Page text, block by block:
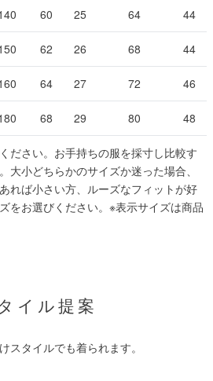
60 25 64 44
62 26 68 44
64 27 72 46
68 29 80 48
ださい。お手持ちの服を採寸し比較す
大小どちらかのサイズか迷った場合、
れば小さい方、ルーズなフィットが好
をお選びください。 ※表示サイズは商品
イル提案
スタイルでも着られます。